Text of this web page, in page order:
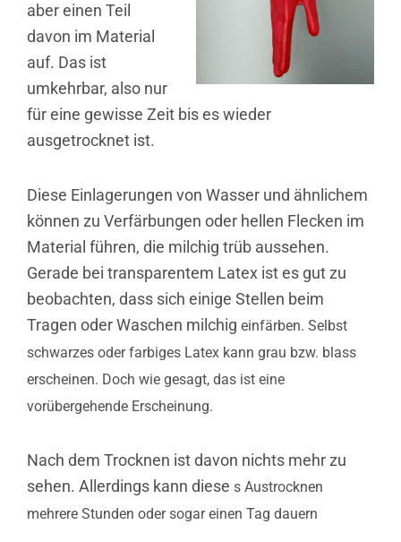
aber einen Teil
davon im Material
auf. Das ist
umkehrbar, also nur
für eine gewisse Zeit bis es wieder
ausgetrocknet ist.
Diese Einlagerungen von Wasser und ähnlichem
können zu Verfärbungen oder hellen Flecken im
Material führen, die milchig trüb aussehen.
Gerade bei transparentem Latex ist es gut zu
beobachten, dass sich einige Stellen beim
Tragen oder Waschen milchig einfärben. Selbst
schwarzes oder farbiges Latex kann grau bzw. blass
erscheinen. Doch wie gesagt, das ist eine
vorübergehende Erscheinung.
Nach dem Trocknen ist davon nichts mehr zu
sehen. Allerdings kann diese s Austrocknen
mehrere Stunden oder sogar einen Tag dauern